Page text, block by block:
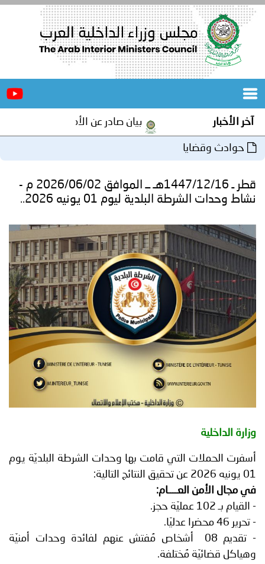
الرئيسية
المجلس
مؤتمرات
اجتماعات
و
إنجازات
برامج
توعوية
الخدمات
الإلكترونية
صور
وفيديو
مجلة
أصداء
الأمانة
إعلانات
نحن
اتصل
بنا
آخر الأخبار بيان صادر عن الأمانة العامة لمجلس
حوادث وقضايا
قطر ـ 1447/12/16هـ ــ الموافق 2026/06/02 م -
نشاط وحدات الشرطة البلدية ليوم 01 يونيه 2026..
وزارة الداخلية
أسفرت الحملات التي قامت بها وحدات الشرطة البلديّة يوم
01 يونيه 2026 عن تحقيق النتائج التالية:
في مجال الأمن العــــام:
- القيام بـ 102 عمليّة حجز.
- تحرير 46 محضرا عدليّا.
- تقديم 08 أشخاص مُفتش عنهم لفائدة وحدات أمنيّة
وهياكل قضائيّة مُختلفة.